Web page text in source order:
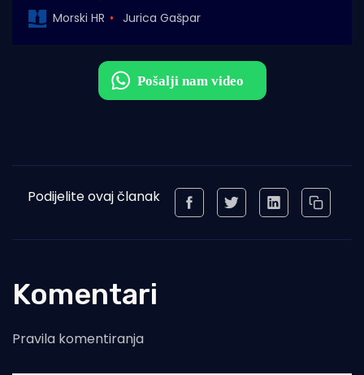
Morski HR Jurica Gašpar
Podijelite ovaj članak
Komentari
Pravila komentiranja